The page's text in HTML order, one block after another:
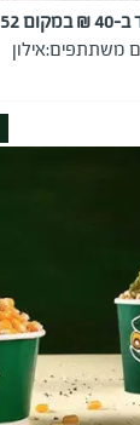
52 ₪
משתתפים:אילון